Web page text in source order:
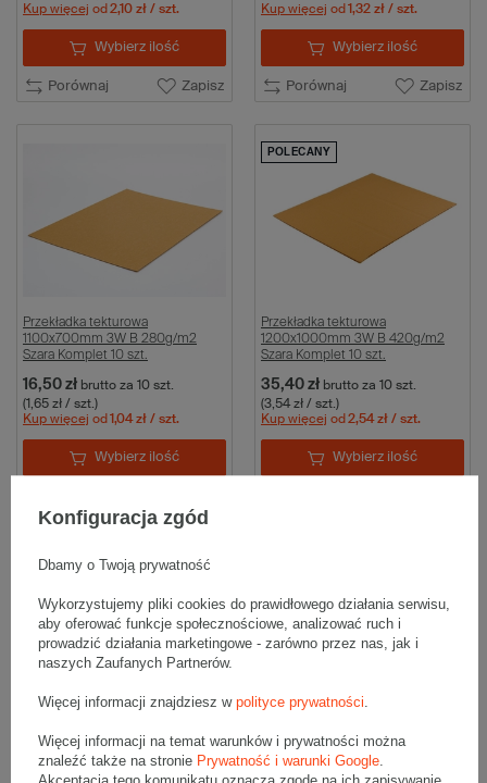
Kup więcej od 2,10 zł / szt.
Porównaj Zapisz
Wybierz ilość
Kup więcej od 1,32 zł / szt.
Porównaj Zapisz
Wybierz ilość
Przekładka tekturowa
1100x700mm 3W B 280g/m2
Szara Komplet 10 szt.
16,50 zł brutto za 10 szt.
(1,65 zł / szt.)
Kup więcej od 1,04 zł / szt.
Wybierz ilość
POLECANY
Przekładka tekturowa
1200x1000mm 3W B 420g/m2
Szara Komplet 10 szt.
35,40 zł brutto za 10 szt.
(3,54 zł / szt.)
Kup więcej od 2,54 zł / szt.
Wybierz ilość
Przekładka tekturowa
800x600mm 3W B 380g/m2
Szara Komplet 10 szt.
Przekładka tekturowa
1200x1000mm 3W B 320g/m2
Szara Komplet 10 szt.
Konfiguracja zgód
Dbamy o Twoją prywatność
Wykorzystujemy pliki cookies do prawidłowego działania serwisu,
aby oferować funkcje społecznościowe, analizować ruch i
prowadzić działania marketingowe - zarówno przez nas, jak i
naszych Zaufanych Partnerów.
Więcej informacji znajdziesz w polityce prywatności.
Więcej informacji na temat warunków i prywatności można
znaleźć także na stronie Prywatność i warunki Google.